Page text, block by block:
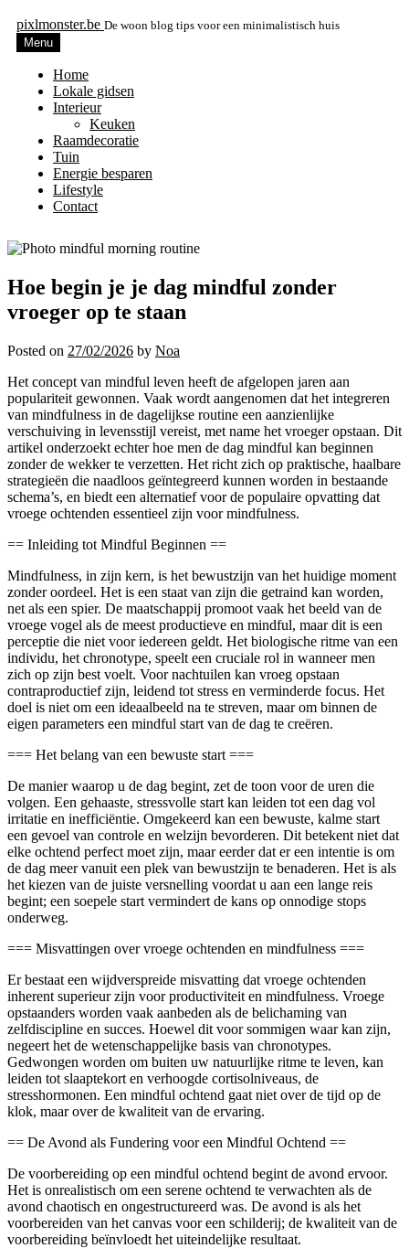
pixlmonster.be De woon blog tips voor een minimalistisch huis
Menu
Home
Lokale gidsen
Interieur
Keuken
Raamdecoratie
Tuin
Energie besparen
Lifestyle
Contact
Hoe begin je je dag mindful zonder
vroeger op te staan
Posted on 27/02/2026 by Noa
Het concept van mindful leven heeft de afgelopen jaren aan
populariteit gewonnen. Vaak wordt aangenomen dat het integreren
van mindfulness in de dagelijkse routine een aanzienlijke
verschuiving in levensstijl vereist, met name het vroeger opstaan. Dit
artikel onderzoekt echter hoe men de dag mindful kan beginnen
zonder de wekker te verzetten. Het richt zich op praktische, haalbare
strategieën die naadloos geïntegreerd kunnen worden in bestaande
schema’s, en biedt een alternatief voor de populaire opvatting dat
vroege ochtenden essentieel zijn voor mindfulness.
== Inleiding tot Mindful Beginnen ==
Mindfulness, in zijn kern, is het bewustzijn van het huidige moment
zonder oordeel. Het is een staat van zijn die getraind kan worden,
net als een spier. De maatschappij promoot vaak het beeld van de
vroege vogel als de meest productieve en mindful, maar dit is een
perceptie die niet voor iedereen geldt. Het biologische ritme van een
individu, het chronotype, speelt een cruciale rol in wanneer men
zich op zijn best voelt. Voor nachtuilen kan vroeg opstaan
contraproductief zijn, leidend tot stress en verminderde focus. Het
doel is niet om een ideaalbeeld na te streven, maar om binnen de
eigen parameters een mindful start van de dag te creëren.
=== Het belang van een bewuste start ===
De manier waarop u de dag begint, zet de toon voor de uren die
volgen. Een gehaaste, stressvolle start kan leiden tot een dag vol
irritatie en inefficiëntie. Omgekeerd kan een bewuste, kalme start
een gevoel van controle en welzijn bevorderen. Dit betekent niet dat
elke ochtend perfect moet zijn, maar eerder dat er een intentie is om
de dag meer vanuit een plek van bewustzijn te benaderen. Het is als
het kiezen van de juiste versnelling voordat u aan een lange reis
begint; een soepele start vermindert de kans op onnodige stops
onderweg.
=== Misvattingen over vroege ochtenden en mindfulness ===
Er bestaat een wijdverspreide misvatting dat vroege ochtenden
inherent superieur zijn voor productiviteit en mindfulness. Vroege
opstaanders worden vaak aanbeden als de belichaming van
zelfdiscipline en succes. Hoewel dit voor sommigen waar kan zijn,
negeert het de wetenschappelijke basis van chronotypes.
Gedwongen worden om buiten uw natuurlijke ritme te leven, kan
leiden tot slaaptekort en verhoogde cortisolniveaus, de
stresshormonen. Een mindful ochtend gaat niet over de tijd op de
klok, maar over de kwaliteit van de ervaring.
== De Avond als Fundering voor een Mindful Ochtend ==
De voorbereiding op een mindful ochtend begint de avond ervoor.
Het is onrealistisch om een serene ochtend te verwachten als de
avond chaotisch en ongestructureerd was. De avond is als het
voorbereiden van het canvas voor een schilderij; de kwaliteit van de
voorbereiding beïnvloedt het uiteindelijke resultaat.